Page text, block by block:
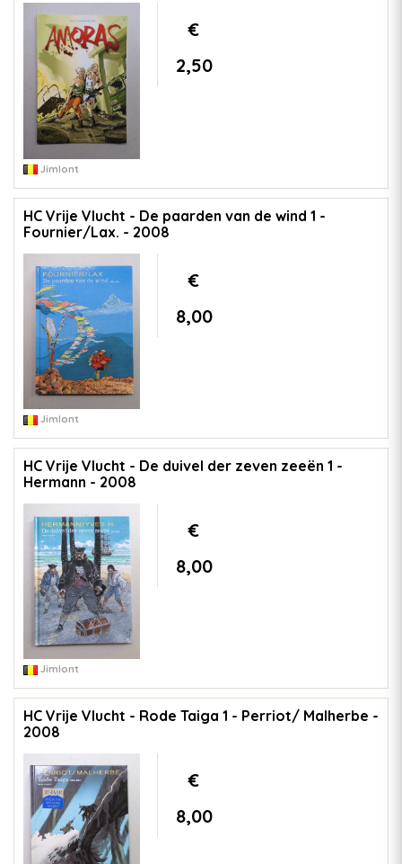
€
2,50
Jimlont
HC Vrije Vlucht - De paarden van de wind 1 -
Fournier/Lax. - 2008
€
8,00
Jimlont
HC Vrije Vlucht - De duivel der zeven zeeën 1 -
Hermann - 2008
€
8,00
Jimlont
HC Vrije Vlucht - Rode Taiga 1 - Perriot/ Malherbe -
2008
€
8,00